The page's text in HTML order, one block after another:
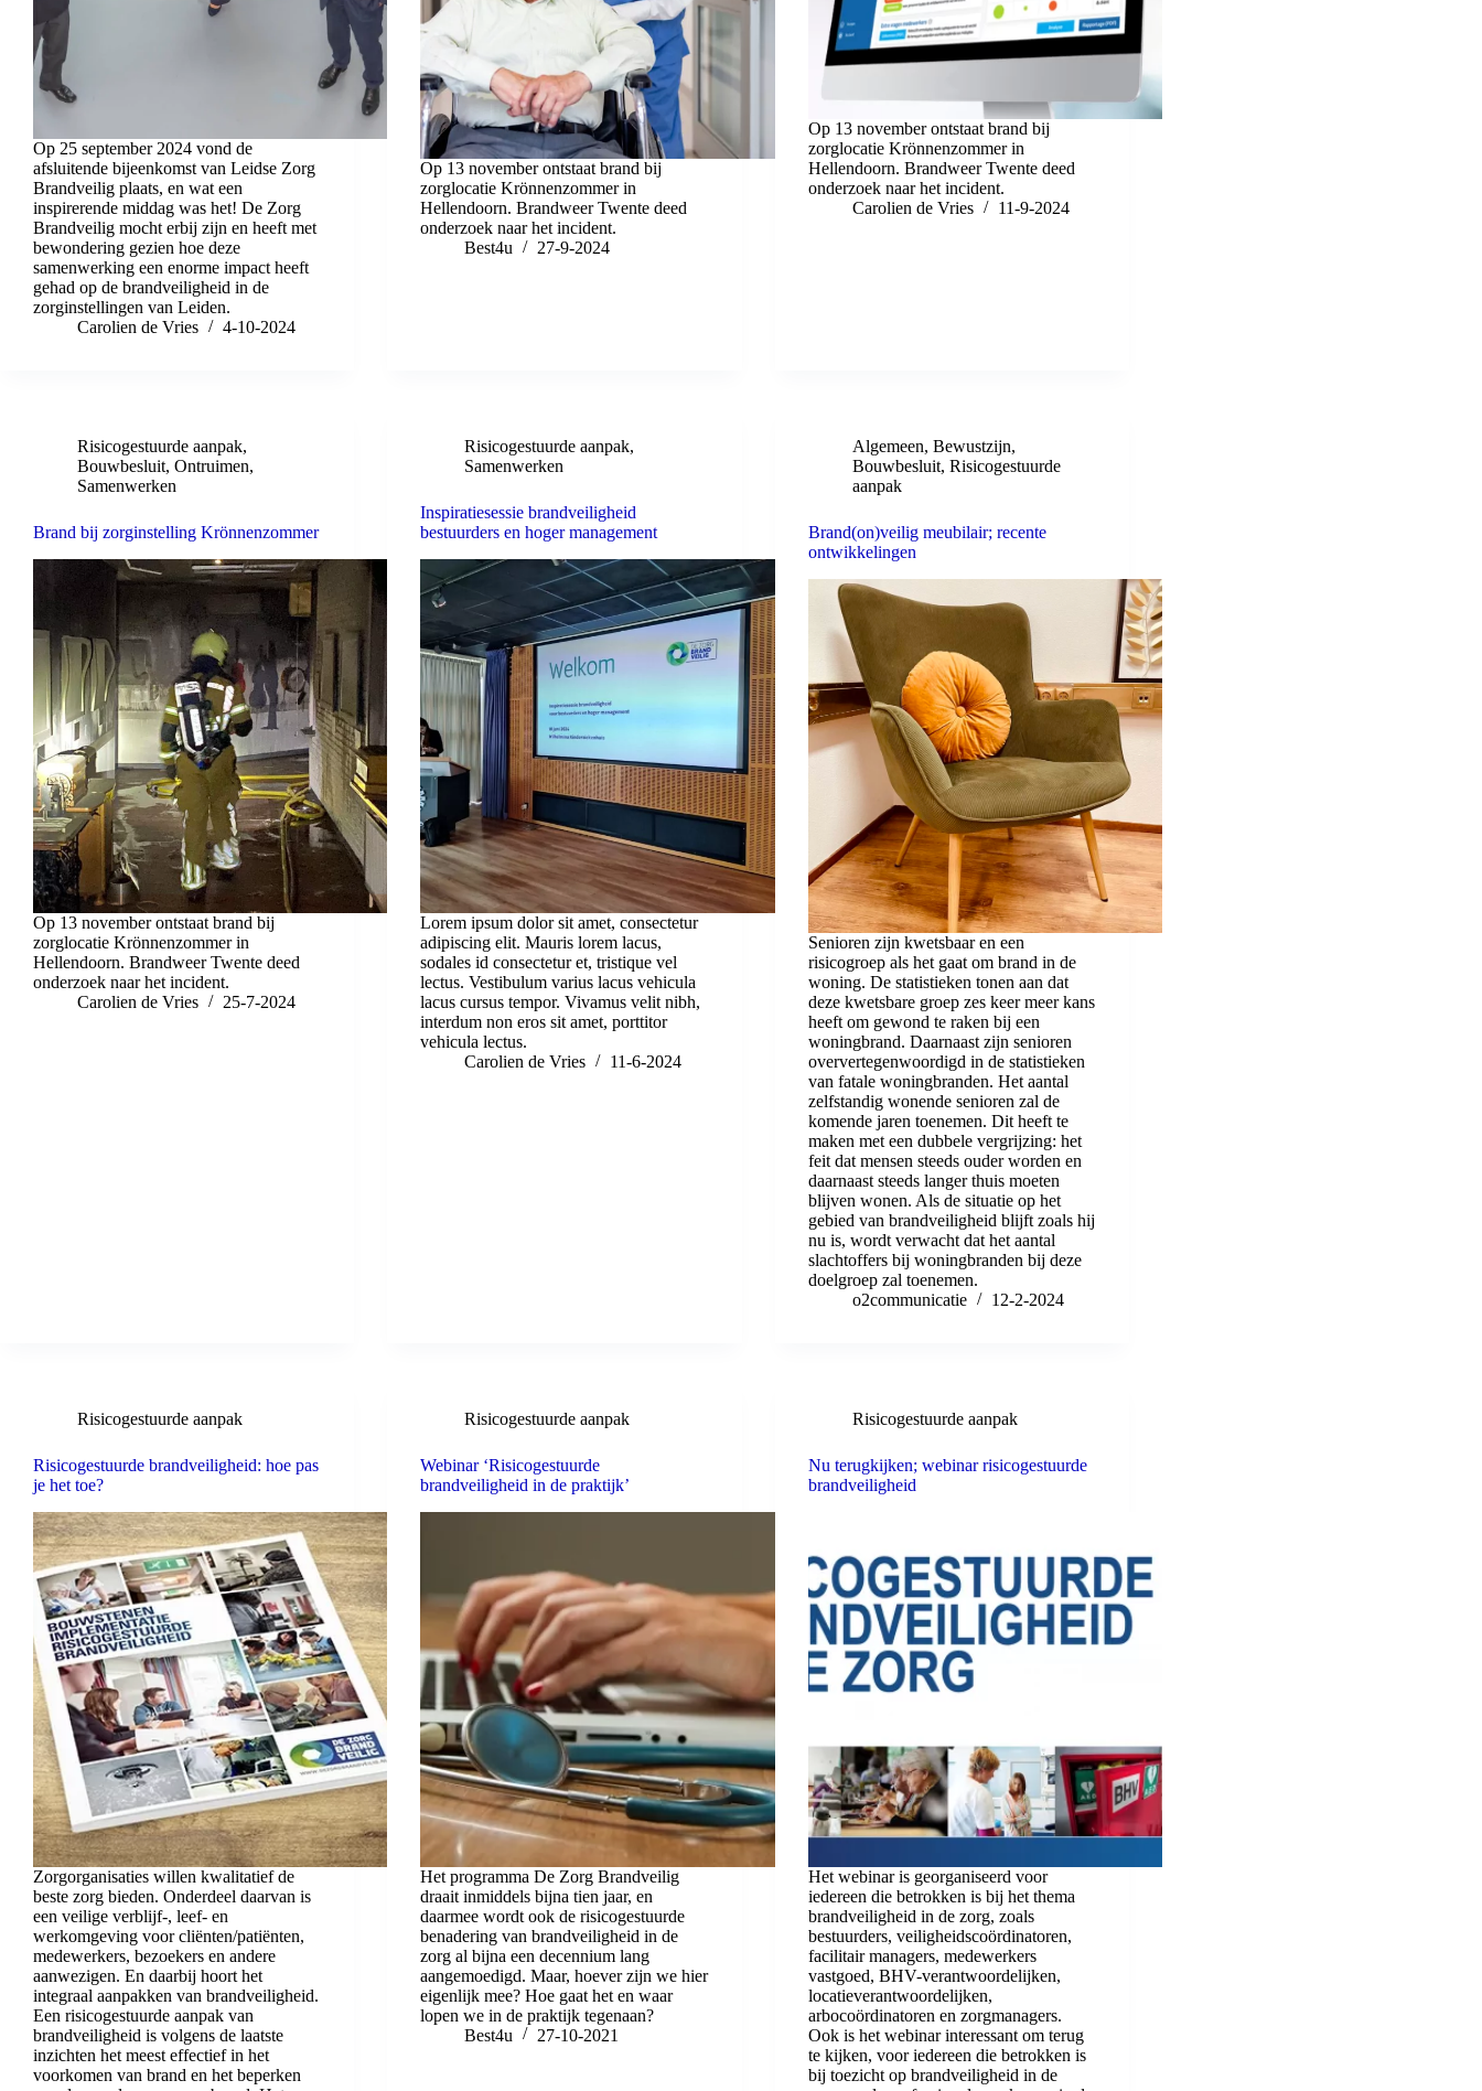
Op 25 september 2024 vond de
afsluitende bijeenkomst van Leidse Zorg
Brandveilig plaats, en wat een
inspirerende middag was het! De Zorg
Brandveilig mocht erbij zijn en heeft met
bewondering gezien hoe deze
samenwerking een enorme impact heeft
gehad op de brandveiligheid in de
zorginstellingen van Leiden.
Carolien de Vries
4-10-2024
Op 13 november ontstaat brand bij
zorglocatie Krönnenzommer in
Hellendoorn. Brandweer Twente deed
onderzoek naar het incident.
Best4u
27-9-2024
Op 13 november ontstaat brand bij
zorglocatie Krönnenzommer in
Hellendoorn. Brandweer Twente deed
onderzoek naar het incident.
Carolien de Vries
11-9-2024
Risicogestuurde aanpak,
Bouwbesluit, Ontruimen,
Samenwerken
Brand bij zorginstelling Krönnenzommer
Op 13 november ontstaat brand bij
zorglocatie Krönnenzommer in
Hellendoorn. Brandweer Twente deed
onderzoek naar het incident.
Carolien de Vries
25-7-2024
Risicogestuurde aanpak,
Samenwerken
Inspiratiesessie brandveiligheid
bestuurders en hoger management
Lorem ipsum dolor sit amet, consectetur
adipiscing elit. Mauris lorem lacus,
sodales id consectetur et, tristique vel
lectus. Vestibulum varius lacus vehicula
lacus cursus tempor. Vivamus velit nibh,
interdum non eros sit amet, porttitor
vehicula lectus.
Carolien de Vries
11-6-2024
Algemeen, Bewustzijn,
Bouwbesluit, Risicogestuurde
aanpak
Brand(on)veilig meubilair; recente
ontwikkelingen
Senioren zijn kwetsbaar en een
risicogroep als het gaat om brand in de
woning. De statistieken tonen aan dat
deze kwetsbare groep zes keer meer kans
heeft om gewond te raken bij een
woningbrand. Daarnaast zijn senioren
oververtegenwoordigd in de statistieken
van fatale woningbranden. Het aantal
zelfstandig wonende senioren zal de
komende jaren toenemen. Dit heeft te
maken met een dubbele vergrijzing: het
feit dat mensen steeds ouder worden en
daarnaast steeds langer thuis moeten
blijven wonen. Als de situatie op het
gebied van brandveiligheid blijft zoals hij
nu is, wordt verwacht dat het aantal
slachtoffers bij woningbranden bij deze
doelgroep zal toenemen.
o2communicatie
12-2-2024
Risicogestuurde aanpak
Risicogestuurde brandveiligheid: hoe pas
je het toe?
Zorgorganisaties willen kwalitatief de
beste zorg bieden. Onderdeel daarvan is
een veilige verblijf-, leef- en
werkomgeving voor cliënten/patiënten,
medewerkers, bezoekers en andere
aanwezigen. En daarbij hoort het
integraal aanpakken van brandveiligheid.
Een risicogestuurde aanpak van
brandveiligheid is volgens de laatste
inzichten het meest effectief in het
voorkomen van brand en het beperken
Risicogestuurde aanpak
Webinar ‘Risicogestuurde
brandveiligheid in de praktijk’
Het programma De Zorg Brandveilig
draait inmiddels bijna tien jaar, en
daarmee wordt ook de risicogestuurde
benadering van brandveiligheid in de
zorg al bijna een decennium lang
aangemoedigd. Maar, hoever zijn we hier
eigenlijk mee? Hoe gaat het en waar
lopen we in de praktijk tegenaan?
Best4u
27-10-2021
Risicogestuurde aanpak
Nu terugkijken; webinar risicogestuurde
brandveiligheid
Het webinar is georganiseerd voor
iedereen die betrokken is bij het thema
brandveiligheid in de zorg, zoals
bestuurders, veiligheidscoördinatoren,
facilitair managers, medewerkers
vastgoed, BHV-verantwoordelijken,
locatieverantwoordelijken,
arbocoördinatoren en zorgmanagers.
Ook is het webinar interessant om terug
te kijken, voor iedereen die betrokken is
bij toezicht op brandveiligheid in de